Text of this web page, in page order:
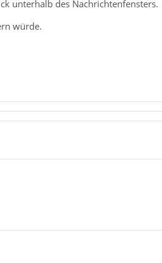
unterhalb des Nachrichtenfensters.
würde.